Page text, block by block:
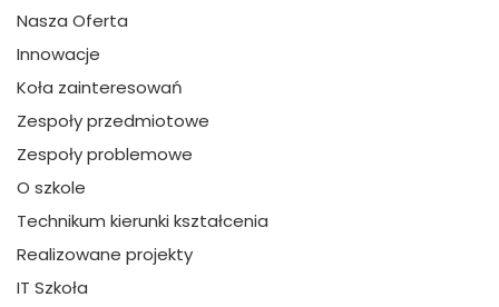
Nasza Oferta
Innowacje
Koła zainteresowań
Zespoły przedmiotowe
Zespoły problemowe
O szkole
Technikum kierunki kształcenia
Realizowane projekty
IT Szkoła